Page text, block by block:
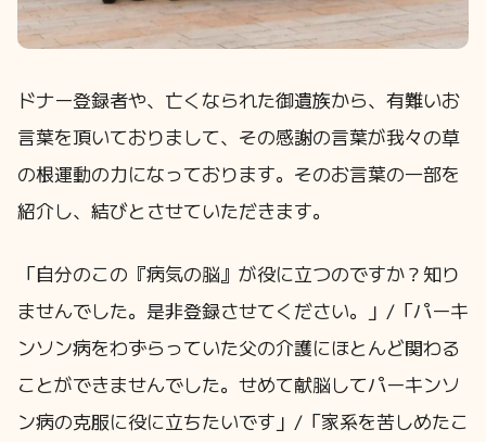
ドナー登録者や、亡くなられた御遺族から、有難いお
言葉を頂いておりまして、その感謝の言葉が我々の草
の根運動の力になっております。そのお言葉の一部を
紹介し、結びとさせていただきます。
「自分のこの『病気の脳』が役に立つのですか？知り
ませんでした。是非登録させてください。」/「パーキ
ンソン病をわずらっていた父の介護にほとんど関わる
ことができませんでした。せめて献脳してパーキンソ
ン病の克服に役に立ちたいです」/「家系を苦しめたこ